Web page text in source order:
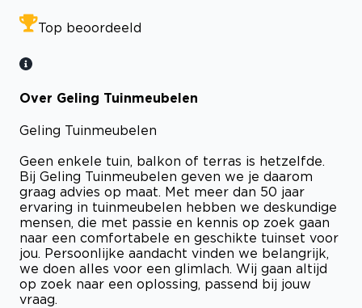
Top beoordeeld
Over Geling Tuinmeubelen
Geling Tuinmeubelen
Geen enkele tuin, balkon of terras is hetzelfde.
Bij Geling Tuinmeubelen geven we je daarom
graag advies op maat. Met meer dan 50 jaar
ervaring in tuinmeubelen hebben we deskundige
mensen, die met passie en kennis op zoek gaan
naar een comfortabele en geschikte tuinset voor
jou. Persoonlijke aandacht vinden we belangrijk,
we doen alles voor een glimlach. Wij gaan altijd
op zoek naar een oplossing, passend bij jouw
vraag.